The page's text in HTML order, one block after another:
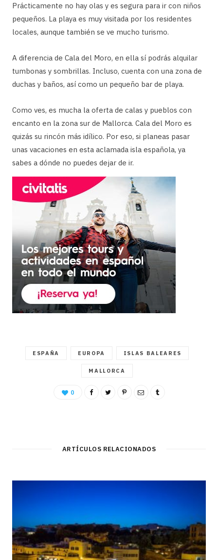
Prácticamente no hay olas y es segura para ir con niños
pequeños. La playa es muy visitada por los residentes
locales, aunque también se ve mucho turismo.
A diferencia de Cala del Moro, en ella sí podrás alquilar
tumbonas y sombrillas. Incluso, cuenta con una zona de
duchas y baños, así como un pequeño bar de playa.
Como ves, es mucha la oferta de calas y pueblos con
encanto en la zona sur de Mallorca. Cala del Moro es
quizás su rincón más idílico. Por eso, si planeas pasar
unas vacaciones en esta aclamada isla española, ya
sabes a dónde no puedes dejar de ir.
ESPAÑA EUROPA ISLAS BALEARES
MALLORCA
0
ARTÍCULOS RELACIONADOS